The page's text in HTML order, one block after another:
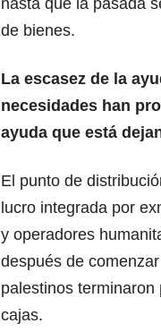
hasta que la pasada
de bienes.
La escasez de la
necesidades han
ayuda que está
El punto de
lucro integrada por
y operadores
después de
palestinos
cajas.